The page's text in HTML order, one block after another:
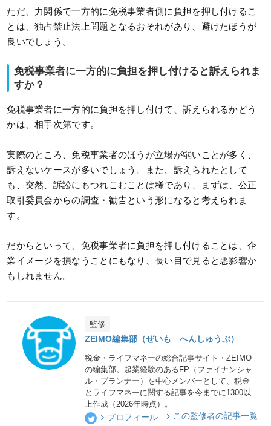
ただ、力関係で一方的に免税事業者側に負担を押し付けるこ
とは、独占禁止法上問題となるおそれがあり、避けたほうが
良いでしょう。
免税事業者に一方的に負担を押し付けると訴えられま
すか？
免税事業者に一方的に負担を押し付けて、訴えられるかどう
かは、相手次第です。
実際のところ、免税事業者のほうが立場が弱いことが多く、
訴えないケースが多いでしょう。また、訴えられたとして
も、突然、訴訟にもつれこむことは稀であり、まずは、公正
取引委員会からの調査・勧告という形になると考えられま
す。
だからといって、免税事業者に負担を押し付けることは、企
業イメージを損なうことにもなり、長い目で見ると悪影響か
もしれません。
監修
ZEIMO編集部（ぜいも へんしゅうぶ）
税金・ライフマネーの総合記事サイト・ZEIMO
の編集部。起業経験のあるFP（ファイナンシャ
ル・プランナー）を中心メンバーとして、税金
とライフマネーに関する記事を今までに1300以
上作成（2026年時点）。
プロフィール この監修者の記事一覧